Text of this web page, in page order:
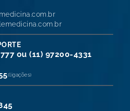
ou (11) 97200-4331
(ligações)